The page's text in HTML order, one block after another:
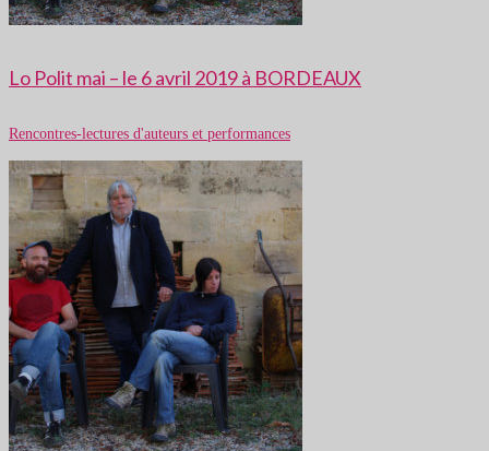
Lo Polit mai – le 6 avril 2019 à BORDEAUX
Rencontres-lectures d'auteurs et performances